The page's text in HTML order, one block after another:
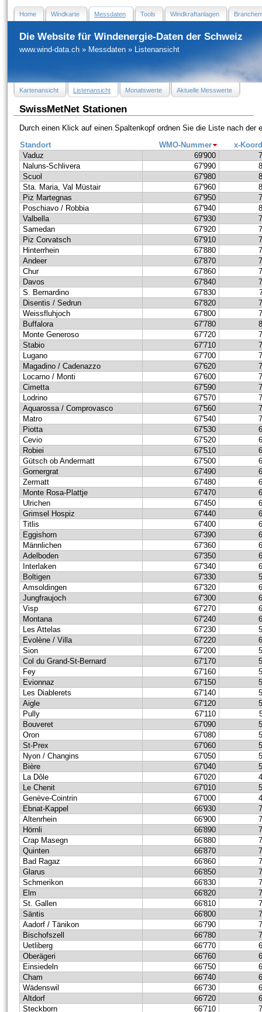
Home Windkarte Messdaten Tools Windkraftanlagen
Die Website für Windenergie-Daten der Schweiz
www.wind-data.ch » Messdaten » Listenansicht
Kartenansicht Listenansicht Monatswerte Aktuelle Messwerte
SwissMetNet Stationen
Durch einen Klick auf einen Spaltenkopf ordnen Sie die Liste nach der
Standort
WMO-Nummer
x-
Vaduz
69'900
Naluns-Schlivera
67'990
Scuol
67'980
Sta. Maria, Val Müstair
67'960
Piz Martegnas
67'950
Poschiavo / Robbia
67'940
Valbella
67'930
Samedan
67'920
Piz Corvatsch
67'910
Hinterrhein
67'880
Andeer
67'870
Chur
67'860
Davos
67'840
S. Bernardino
67'830
Disentis / Sedrun
67'820
Weissfluhjoch
67'800
Buffalora
67'780
Monte Generoso
67'720
Stabio
67'710
Lugano
67'700
Magadino / Cadenazzo
67'620
Locarno / Monti
67'600
Cimetta
67'590
Lodrino
67'570
Aquarossa / Comprovasco
67'560
Matro
67'540
Piotta
67'530
Cevio
67'520
Robiei
67'510
Gütsch ob Andermatt
67'500
Gornergrat
67'490
Zermatt
67'480
Monte Rosa-Plattje
67'470
Ulrichen
67'450
Grimsel Hospiz
67'440
Titlis
67'400
Eggishorn
67'390
Männlichen
67'360
Adelboden
67'350
Interlaken
67'340
Boltigen
67'330
Amsoldingen
67'320
Jungfraujoch
67'300
Visp
67'270
Montana
67'240
Les Attelas
67'230
Evolène / Villa
67'220
Sion
67'200
Col du Grand-St-Bernard
67'170
Fey
67'160
Evionnaz
67'150
Les Diablerets
67'140
Aigle
67'120
Pully
67'110
Bouveret
67'090
Oron
67'080
St-Prex
67'060
Nyon / Changins
67'050
Bière
67'040
La Dôle
67'020
Le Chenit
67'010
Genève-Cointrin
67'000
Ebnat-Kappel
66'930
Altenrhein
66'900
Hörnli
66'890
Crap Masegn
66'880
Quinten
66'870
Bad Ragaz
66'860
Glarus
66'850
Schmerikon
66'830
Elm
66'820
St. Gallen
66'810
Säntis
66'800
Aadorf / Tänikon
66'790
Bischofszell
66'780
Uetliberg
66'770
Oberägeri
66'760
Einsiedeln
66'750
Cham
66'740
Wädenswil
66'730
Altdorf
66'720
Steckborn
66'710